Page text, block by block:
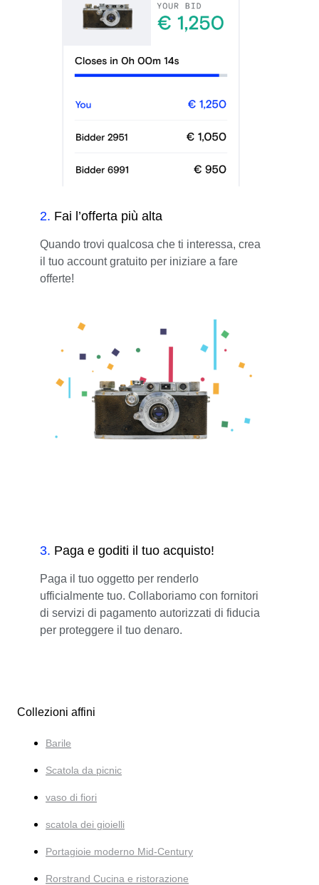
2. Fai l’offerta più alta
Quando trovi qualcosa che ti interessa, crea
il tuo account gratuito per iniziare a fare
offerte!
3. Paga e goditi il tuo acquisto!
Paga il tuo oggetto per renderlo
ufficialmente tuo. Collaboriamo con fornitori
di servizi di pagamento autorizzati di fiducia
per proteggere il tuo denaro.
Collezioni affini
Barile
Scatola da picnic
vaso di fiori
scatola dei gioielli
Portagioie moderno Mid-Century
Rorstrand Cucina e ristorazione